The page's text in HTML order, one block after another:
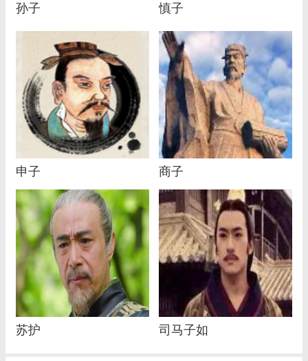
孙子 慎子
申子 商子
苏护 司马子如